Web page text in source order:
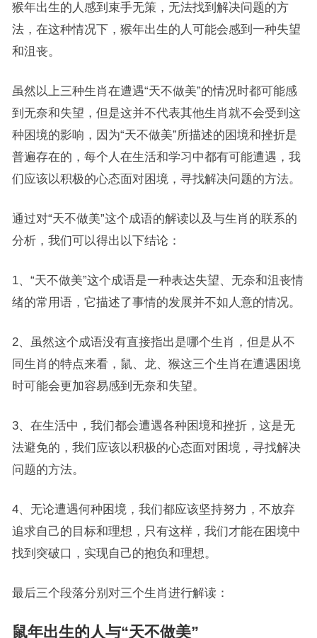
猴年出生的人感到束手无策，无法找到解决问题的方
法，在这种情况下，猴年出生的人可能会感到一种失望
和沮丧。
虽然以上三种生肖在遭遇“天不做美”的情况时都可能感
到无奈和失望，但是这并不代表其他生肖就不会受到这
种困境的影响，因为“天不做美”所描述的困境和挫折是
普遍存在的，每个人在生活和学习中都有可能遭遇，我
们应该以积极的心态面对困境，寻找解决问题的方法。
通过对“天不做美”这个成语的解读以及与生肖的联系的
分析，我们可以得出以下结论：
1、“天不做美”这个成语是一种表达失望、无奈和沮丧情
绪的常用语，它描述了事情的发展并不如人意的情况。
2、虽然这个成语没有直接指出是哪个生肖，但是从不
同生肖的特点来看，鼠、龙、猴这三个生肖在遭遇困境
时可能会更加容易感到无奈和失望。
3、在生活中，我们都会遭遇各种困境和挫折，这是无
法避免的，我们应该以积极的心态面对困境，寻找解决
问题的方法。
4、无论遭遇何种困境，我们都应该坚持努力，不放弃
追求自己的目标和理想，只有这样，我们才能在困境中
找到突破口，实现自己的抱负和理想。
最后三个段落分别对三个生肖进行解读：
鼠年出生的人与“天不做美”